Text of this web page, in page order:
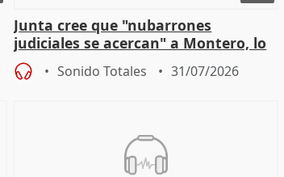
Junta cree que "nubarrones
judiciales se acercan" a Montero, lo
que la lleva a estar en el "ruido pe
Sonido Totales 31/07/2026